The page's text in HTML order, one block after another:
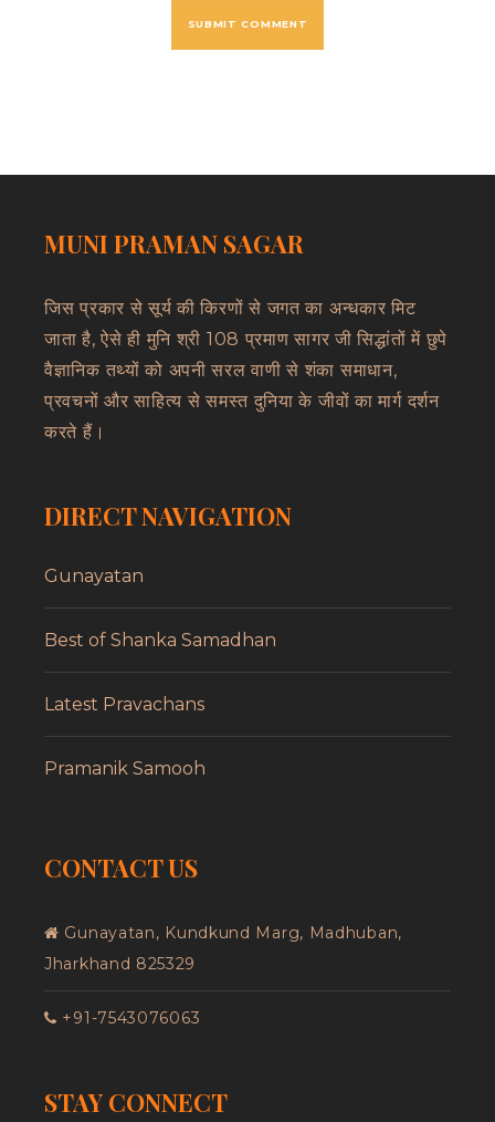
MUNI PRAMAN SAGAR
जिस प्रकार से सूर्य की किरणों से जगत का अन्धकार मिट
जाता है, ऐसे ही मुनि श्री 108 प्रमाण सागर जी सिद्धांतों में छुपे
वैज्ञानिक तथ्यों को अपनी सरल वाणी से शंका समाधान,
प्रवचनों और साहित्य से समस्त दुनिया के जीवों का मार्ग दर्शन
करते हैं।
DIRECT NAVIGATION
Gunayatan
Best of Shanka Samadhan
Latest Pravachans
Pramanik Samooh
CONTACT US
Gunayatan, Kundkund Marg, Madhuban,
Jharkhand 825329
+91-7543076063
STAY CONNECT